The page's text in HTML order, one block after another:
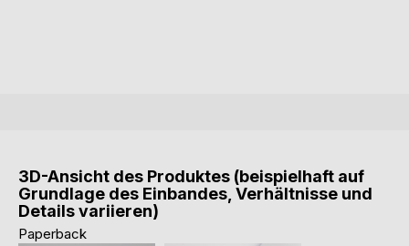
3D-Ansicht des Produktes (beispielhaft auf
Grundlage des Einbandes, Verhältnisse und
Details variieren)
Paperback